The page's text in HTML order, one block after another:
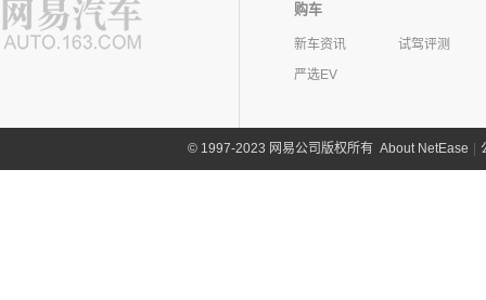
购车
新车资讯
试驾评测
严选EV
©1997-2023 网易公司版权所有 About NetEase